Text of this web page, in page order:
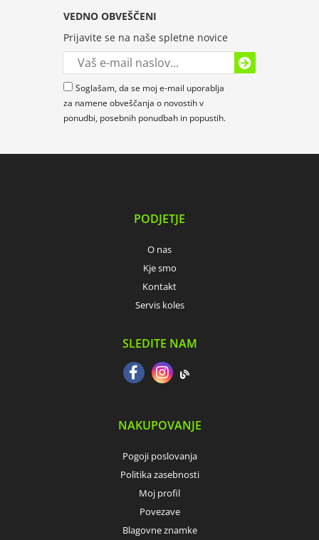
VEDNO OBVEŠČENI
Prijavite se na naše spletne novice
Soglašam, da se moj e-mail uporablja
za namene obveščanja o novostih v
ponudbi, posebnih ponudbah in popustih.
PODJETJE
O nas
Kje smo
Kontakt
Servis koles
SLEDITE NAM
NAKUPOVANJE
Pogoji poslovanja
Politika zasebnosti
Moj profil
Povezave
Blagovne znamke